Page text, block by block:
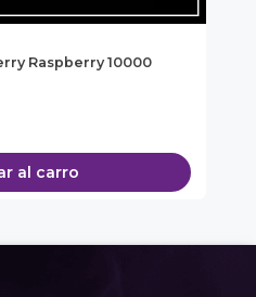
Raspberry 10000
al carro